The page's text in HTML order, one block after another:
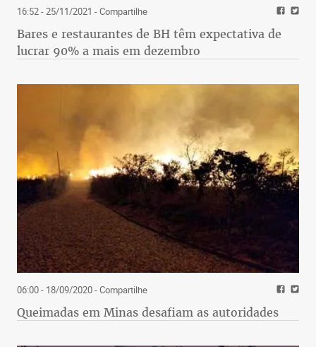
16:52 - 25/11/2021 - Compartilhe
Bares e restaurantes de BH têm expectativa de
lucrar 90% a mais em dezembro
06:00 - 18/09/2020- Compartilhe
Queimadas em Minas desafiam as autoridades